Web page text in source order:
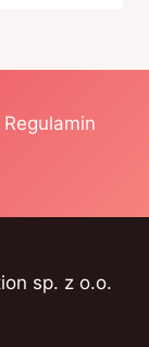
Regulamin
sp. z o.o.